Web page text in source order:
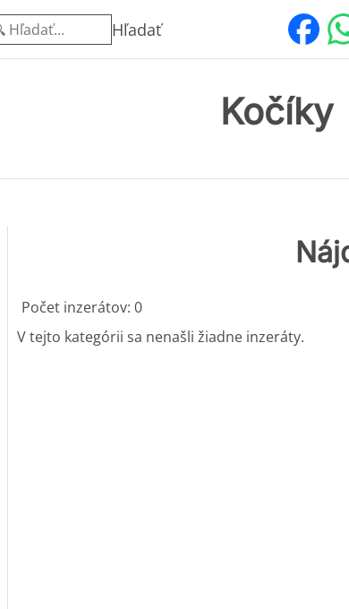
Hľadať
Kočíky
Počet inzerátov: 0
V tejto kategórii sa nenašli žiadne inzeráty.